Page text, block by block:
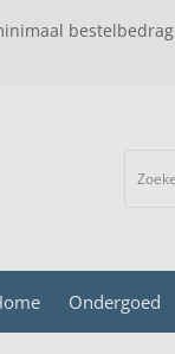
bestelbedrag
Ondergoed